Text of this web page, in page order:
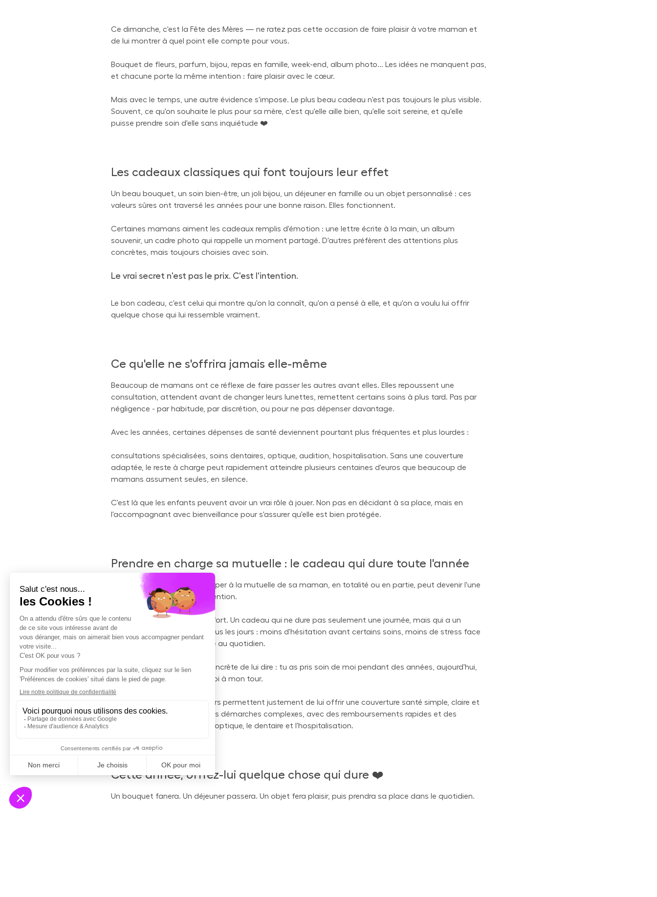
Ce dimanche, c'est la Fête des Mères — ne ratez pas cette occasion de faire plaisir à votre maman et
de lui montrer à quel point elle compte pour vous.
Bouquet de fleurs, parfum, bijou, repas en famille, week-end, album photo... Les idées ne manquent pas,
et chacune porte la même intention : faire plaisir avec le cœur.
Mais avec le temps, une autre évidence s'impose. Le plus beau cadeau n'est pas toujours le plus visible.
Souvent, ce qu'on souhaite le plus pour sa mère, c'est qu'elle aille bien, qu'elle soit sereine, et qu'elle
puisse prendre soin d'elle sans inquiétude ❤️
Les cadeaux classiques qui font toujours leur effet
Un beau bouquet, un soin bien-être, un joli bijou, un déjeuner en famille ou un objet personnalisé : ces
valeurs sûres ont traversé les années pour une bonne raison. Elles fonctionnent.
Certaines mamans aiment les cadeaux remplis d'émotion : une lettre écrite à la main, un album
souvenir, un cadre photo qui rappelle un moment partagé. D'autres préfèrent des attentions plus
concrètes, mais toujours choisies avec soin.
Le vrai secret n'est pas le prix. C'est l'intention.
Le bon cadeau, c'est celui qui montre qu'on la connaît, qu'on a pensé à elle, et qu'on a voulu lui offrir
quelque chose qui lui ressemble vraiment.
Ce qu'elle ne s'offrira jamais elle-même
Beaucoup de mamans ont ce réflexe de faire passer les autres avant elles. Elles repoussent une
consultation, attendent avant de changer leurs lunettes, remettent certains soins à plus tard. Pas par
négligence - par habitude, par discrétion, ou pour ne pas dépenser davantage.
Avec les années, certaines dépenses de santé deviennent pourtant plus fréquentes et plus lourdes :
consultations spécialisées, soins dentaires, optique, audition, hospitalisation. Sans une couverture
adaptée, le reste à charge peut rapidement atteindre plusieurs centaines d'euros que beaucoup de
mamans assument seules, en silence.
C'est là que les enfants peuvent avoir un vrai rôle à jouer. Non pas en décidant à sa place, mais en
l'accompagnant avec bienveillance pour s'assurer qu'elle est bien protégée.
Prendre en charge sa mutuelle : le cadeau qui dure toute l'année
Pour un enfant adulte, participer à la mutuelle de sa maman, en totalité ou en partie, peut devenir l'une
des plus belles preuves d'attention.
C'est un geste discret, mais fort. Un cadeau qui ne dure pas seulement une journée, mais qui a un
impact réel dans sa vie de tous les jours : moins d'hésitation avant certains soins, moins de stress face
aux factures, plus de sérénité au quotidien.
C'est aussi une façon très concrète de lui dire : tu as pris soin de moi pendant des années, aujourd'hui,
j'ai envie de prendre soin de toi à mon tour.
Des solutions comme Yonivers permettent justement de lui offrir une couverture santé simple, claire et
pensée pour le quotidien sans démarches complexes, avec des remboursements rapides et des
garanties transparentes sur l'optique, le dentaire et l'hospitalisation.
Cette année, offrez-lui quelque chose qui dure ❤️
Un bouquet fanera. Un déjeuner passera. Un objet fera plaisir, puis prendra sa place dans le quotidien.